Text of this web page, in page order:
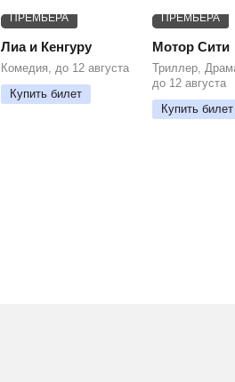
ПРЕМЬЕРА
Лиа и Кенгуру
Комедия, до 12 августа
Купить билет
ПРЕМЬЕРА
Мотор Сити
Триллер,
до 12 августа
Купить билет